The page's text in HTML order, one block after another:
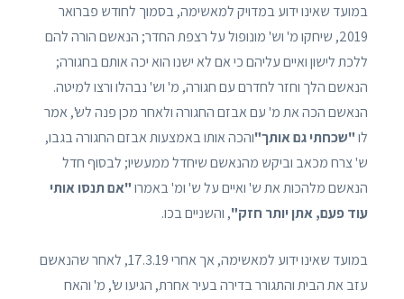
במועד שאינו ידוע במדויק למאשימה, בסמוך לחודש פברואר
2019, שיחקו מ' וש' מונופול על רצפת החדר; הנאשם הורה להם
ללכת לישון ואיים עליהם כי אם לא ישנו הוא יכה אותם בחגורה;
הנאשם הלך וחזר לחדרם עם חגורה, מ' וש' נבהלו ורצו למיטה.
הנאשם הכה את מ' עם אבזם החגורה ולאחר מכן פנה לש', אמר
לו"שכחתי גם אותך"והכה אותו באמצעות אבזם החגורה בגבו,
ש' צרח מכאב וביקש מהנאשם שיחדל ממעשיו; לבסוף חדל
הנאשם מלהכות את ש' ואיים על ש' ומ' באמרו"אם תנסו אותי
עוד פעם, אתן יותר חזק", והשניים בכו.
במועד שאינו ידוע למאשימה, אך אחרי 17.3.19, לאחר שהנאשם
עזב את הבית והתגורר בדירה בעיר אחרת, הגיעו ש', מ' והאח